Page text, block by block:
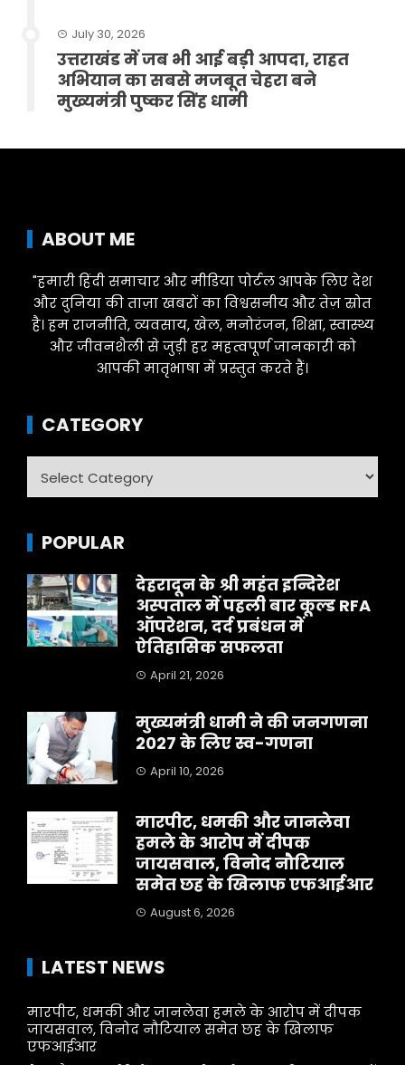
July 30, 2026
उत्तराखंड में जब भी आई बड़ी आपदा, राहत
अभियान का सबसे मजबूत चेहरा बने
मुख्यमंत्री पुष्कर सिंह धामी
ABOUT ME
"हमारी हिंदी समाचार और मीडिया पोर्टल आपके लिए देश
और दुनिया की ताज़ा खबरों का विश्वसनीय और तेज़ स्रोत
है। हम राजनीति, व्यवसाय, खेल, मनोरंजन, शिक्षा, स्वास्थ्य
और जीवनशैली से जुड़ी हर महत्वपूर्ण जानकारी को
आपकी मातृभाषा में प्रस्तुत करते हैं।
CATEGORY
POPULAR
देहरादून के श्री महंत इन्दिरेश
अस्पताल में पहली बार कूल्ड RFA
ऑपरेशन, दर्द प्रबंधन में
ऐतिहासिक सफलता
April 21, 2026
मुख्यमंत्री धामी ने की जनगणना
2027 के लिए स्व-गणना
April 10, 2026
मारपीट, धमकी और जानलेवा
हमले के आरोप में दीपक
जायसवाल, विनोद नौटियाल
समेत छह के खिलाफ एफआईआर
August 6, 2026
LATEST NEWS
मारपीट, धमकी और जानलेवा हमले के आरोप में दीपक
जायसवाल, विनोद नौटियाल समेत छह के खिलाफ
एफआईआर